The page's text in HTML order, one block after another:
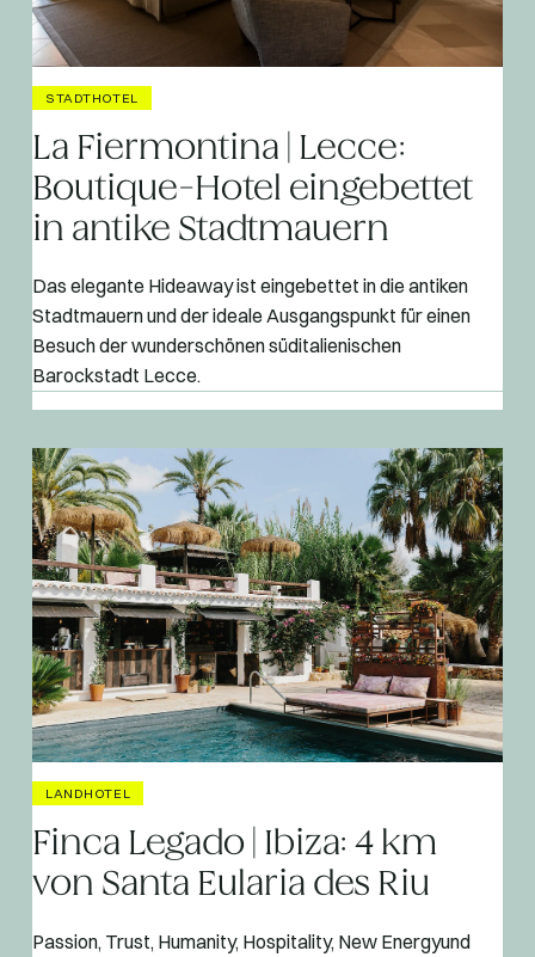
STADTHOTEL
La Fiermontina | Lecce:
Boutique-Hotel eingebettet
in antike Stadtmauern
Das elegante Hideaway ist eingebettet in die antiken
Stadtmauern und der ideale Ausgangspunkt für einen
Besuch der wunderschönen süditalienischen
Barockstadt Lecce.
LANDHOTEL
Finca Legado | Ibiza: 4 km
von Santa Eularia des Riu
Passion, Trust, Humanity, Hospitality, New Energyund